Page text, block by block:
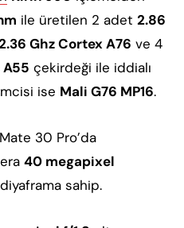
ile üretilen 2 adet 2.86
Ghz Cortex A76 ve 4
A55 çekirdeği ile iddialı
ise Mali G76 MP16.
30 Pro’da
40 megapixel
diyaframa sahip.